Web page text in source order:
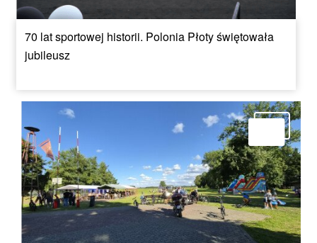
70 lat sportowej historii. Polonia Płoty świętowała
jubileusz